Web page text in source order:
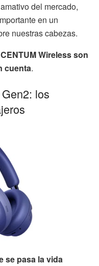
del mercado,
en un
nuestras cabezas.
Wireless son
cuenta.
los
se pasa la vida